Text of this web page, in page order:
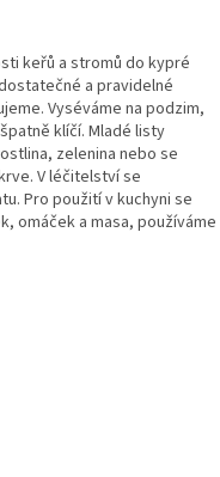
keřů a stromů do kypré
a pravidelné
Vyséváme na podzim,
klíčí. Mladé listy
zelenina nebo se
V léčitelství se
Pro použití v kuchyni se
omáček a masa, používáme